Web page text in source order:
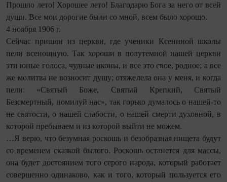
Прошло лето! Хорошее лето! Благодарю Бога за него от всей
души. Все мои дорогие были со мной, всем было хорошо.
4 ноября 1906 г.
Сейчас пришли из церкви, где ученики Ксениной школы
пели всенощную. Так хороши в полутемной нашей церкви
эти юные голоса, чудные иконы, и все это свое, родное; а все
же молитва не возносит душу; отяжелела она у меня, и когда
пели: «Святый Боже, Святый Крепкий, Святый
Безсмертный, помилуй нас», так горько думалось о нашей-то
не святости, о нашей слабости, о нашей смерти духовной, в
которой пребываем и из которой вый­ти не можем.
…Я верю, что безумная роскошь и безобразная нищета будут
со временем сказкой былого. Роскошь останется для массы,
она будет достоянием того серого народа, который работает
совершенно одинаково, как и того, который пользуется его